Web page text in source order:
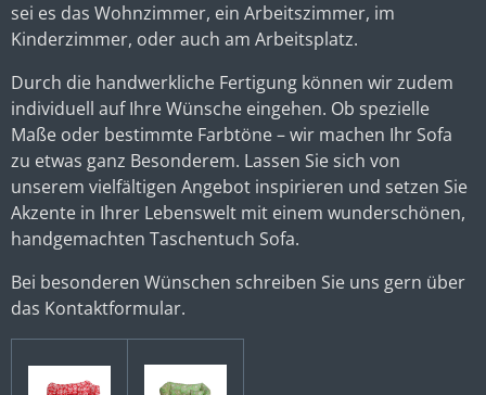
sei es das Wohnzimmer, ein Arbeitszimmer, im
Kinderzimmer, oder auch am Arbeitsplatz.
Durch die handwerkliche Fertigung können wir zudem
individuell auf Ihre Wünsche eingehen. Ob spezielle
Maße oder bestimmte Farbtöne – wir machen Ihr Sofa
zu etwas ganz Besonderem. Lassen Sie sich von
unserem vielfältigen Angebot inspirieren und setzen Sie
Akzente in Ihrer Lebenswelt mit einem wunderschönen,
handgemachten Taschentuch Sofa.
Bei besonderen Wünschen schreiben Sie uns gern über
das Kontaktformular.